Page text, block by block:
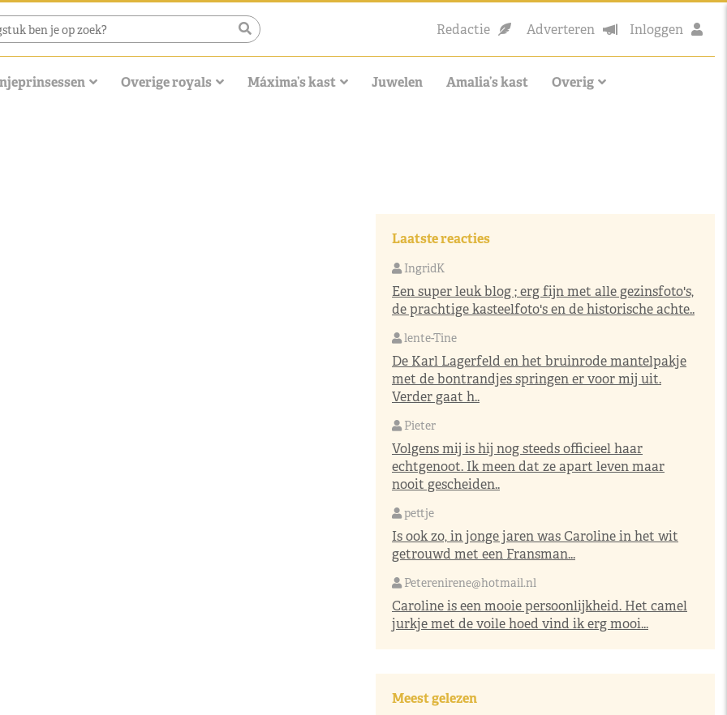
Redactie Adverteren Inloggen
Overige royals Máxima’s kast Juwelen Amalia’s kast Overig
Laatste reacties
IngridK
Een super leuk blog ; erg fijn met alle gezinsfoto's,
de prachtige kasteelfoto's en de historische achte..
lente-Tine
De Karl Lagerfeld en het bruinrode mantelpakje
met de bontrandjes springen er voor mij uit.
Verder gaat h..
Pieter
Volgens mij is hij nog steeds officieel haar
echtgenoot. Ik meen dat ze apart leven maar
nooit gescheiden..
pettje
Is ook zo, in jonge jaren was Caroline in het wit
getrouwd met een Fransman...
Peterenirene@hotmail.nl
Caroline is een mooie persoonlijkheid. Het camel
jurkje met de voile hoed vind ik erg mooi...
Meest gelezen